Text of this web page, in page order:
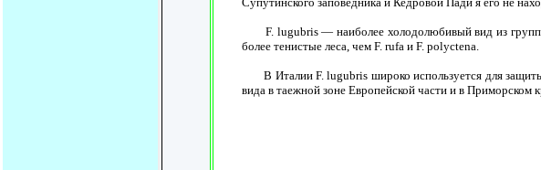
F. lugubris — наиболее холодолюбивый вид из группы
более тенистые леса, чем F. rufa и F. polyctena.
В Италии F. lugubris широко используется для защиты
вида в таежной зоне Европейской части и в Приморском